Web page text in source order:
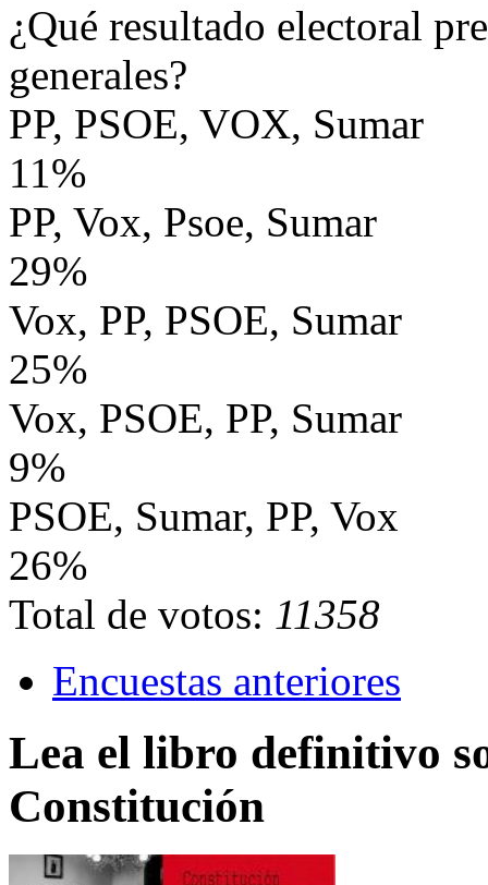
¿Qué resultado electoral
generales?
PP, PSOE, VOX, Sumar
11%
PP, Vox, Psoe, Sumar
29%
Vox, PP, PSOE, Sumar
25%
Vox, PSOE, PP, Sumar
9%
PSOE, Sumar, PP, Vox
26%
Total de votos: 11358
Encuestas anteriores
Lea el libro definitivo
Constitución